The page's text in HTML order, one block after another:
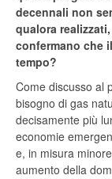
decennali non
qualora
confermano che
tempo?
Come discusso al
bisogno di gas
decisamente più
economie
e, in misura
aumento della